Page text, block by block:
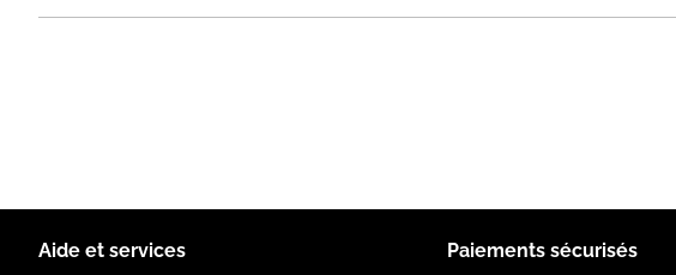
Aide et services Paiements sécurisés